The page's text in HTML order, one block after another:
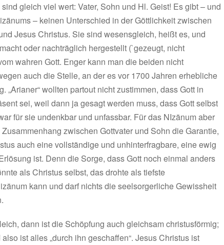
gleich viel wert: Vater, Sohn und Hl. Geist! Es gibt – und
– keinen Unterschied in der Göttlichkeit zwischen
Jesus Christus. Sie sind wesensgleich, heißt es, und
oder nachträglich hergestellt (`gezeugt, nicht
wahren Gott. Enger kann man die beiden nicht
auch die Stelle, an der es vor 1700 Jahren erhebliche
„Arianer“ wollten partout nicht zustimmen, dass Gott in
sei, weil dann ja gesagt werden muss, dass Gott selbst
für sie undenkbar und unfassbar. Für das NIzänum aber
zwischen Gottvater und Sohn die Garantie,
auch eine vollständige und unhinterfragbare, eine ewig
ist. Denn die Sorge, dass Gott noch einmal anders
als Christus selbst, das drohte als tiefste
kann und darf nichts die seelsorgerliche Gewissheit
dann ist die Schöpfung auch gleichsam christusförmig;
ist alles „durch ihn geschaffen“. Jesus Christus ist